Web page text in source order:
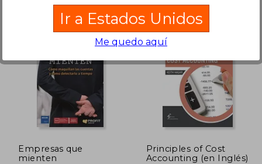
45%
dcto.
$ 51.25 45%
dcto.
Empresas que
mienten
Principles of Cost
Accounting (en Inglés)
Ir a Estados Unidos
Me quedo aquí